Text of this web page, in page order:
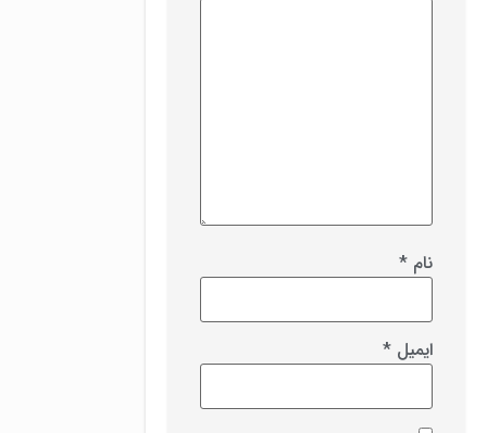
نام *
ایمیل *